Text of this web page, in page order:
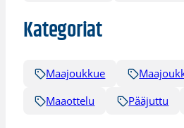
Kategoriat
Maajoukkue
Maaottelu
Pääjuttu